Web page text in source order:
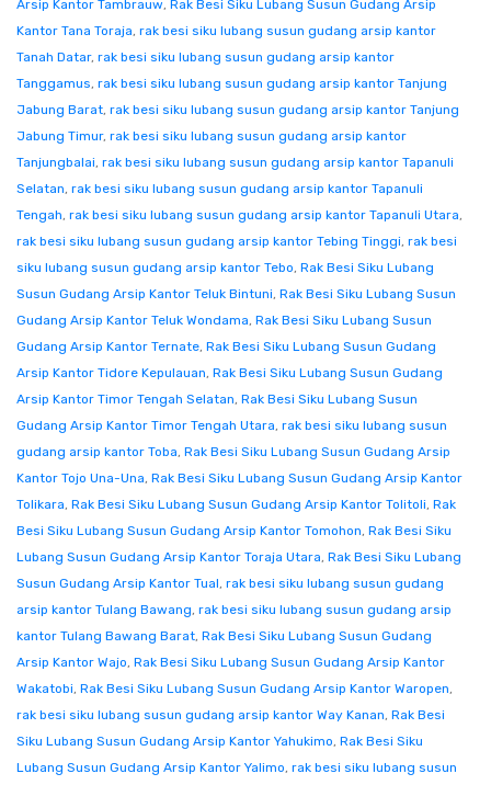
Arsip Kantor Tambrauw, Rak Besi Siku Lubang Susun Gudang Arsip
Kantor Tana Toraja, rak besi siku lubang susun gudang arsip kantor
Tanah Datar, rak besi siku lubang susun gudang arsip kantor
Tanggamus, rak besi siku lubang susun gudang arsip kantor Tanjung
Jabung Barat, rak besi siku lubang susun gudang arsip kantor Tanjung
Jabung Timur, rak besi siku lubang susun gudang arsip kantor
Tanjungbalai, rak besi siku lubang susun gudang arsip kantor Tapanuli
Selatan, rak besi siku lubang susun gudang arsip kantor Tapanuli
Tengah, rak besi siku lubang susun gudang arsip kantor Tapanuli Utara,
rak besi siku lubang susun gudang arsip kantor Tebing Tinggi, rak besi
siku lubang susun gudang arsip kantor Tebo, Rak Besi Siku Lubang
Susun Gudang Arsip Kantor Teluk Bintuni, Rak Besi Siku Lubang Susun
Gudang Arsip Kantor Teluk Wondama, Rak Besi Siku Lubang Susun
Gudang Arsip Kantor Ternate, Rak Besi Siku Lubang Susun Gudang
Arsip Kantor Tidore Kepulauan, Rak Besi Siku Lubang Susun Gudang
Arsip Kantor Timor Tengah Selatan, Rak Besi Siku Lubang Susun
Gudang Arsip Kantor Timor Tengah Utara, rak besi siku lubang susun
gudang arsip kantor Toba, Rak Besi Siku Lubang Susun Gudang Arsip
Kantor Tojo Una-Una, Rak Besi Siku Lubang Susun Gudang Arsip Kantor
Tolikara, Rak Besi Siku Lubang Susun Gudang Arsip Kantor Tolitoli, Rak
Besi Siku Lubang Susun Gudang Arsip Kantor Tomohon, Rak Besi Siku
Lubang Susun Gudang Arsip Kantor Toraja Utara, Rak Besi Siku Lubang
Susun Gudang Arsip Kantor Tual, rak besi siku lubang susun gudang
arsip kantor Tulang Bawang, rak besi siku lubang susun gudang arsip
kantor Tulang Bawang Barat, Rak Besi Siku Lubang Susun Gudang
Arsip Kantor Wajo, Rak Besi Siku Lubang Susun Gudang Arsip Kantor
Wakatobi, Rak Besi Siku Lubang Susun Gudang Arsip Kantor Waropen,
rak besi siku lubang susun gudang arsip kantor Way Kanan, Rak Besi
Siku Lubang Susun Gudang Arsip Kantor Yahukimo, Rak Besi Siku
Lubang Susun Gudang Arsip Kantor Yalimo, rak besi siku lubang susun